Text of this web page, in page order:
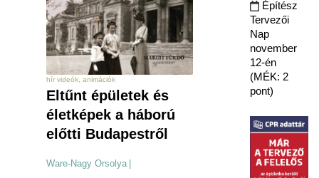
hír videók, animációk
Eltűnt épületek és
életképek a háború
előtti Budapestről
Ware-Nagy Orsolya |
Építész
Tervezői
Nap
november
12-én
(MÉK: 2
pont)